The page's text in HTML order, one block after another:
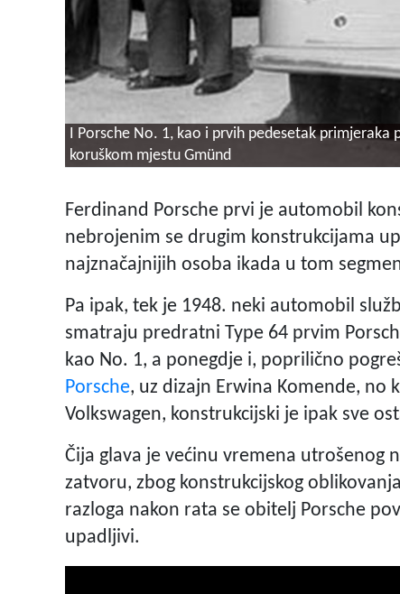
I Porsche No. 1, kao i prvih pedesetak
koruškom mjestu Gmünd
Ferdinand Porsche prvi je automobil
nebrojenim se drugim konstrukcijama
najznačajnijih osoba ikada u tom
Pa ipak, tek je 1948. neki automobil
smatraju predratni Type 64 prvim
kao No. 1, a ponegdje i, poprilično
Porsche, uz dizajn Erwina Komende, no
Volkswagen, konstrukcijski je ipak sve
Čija glava je većinu vremena utrošenog
zatvoru, zbog konstrukcijskog
razloga nakon rata se obitelj Porsche
upadljivi.